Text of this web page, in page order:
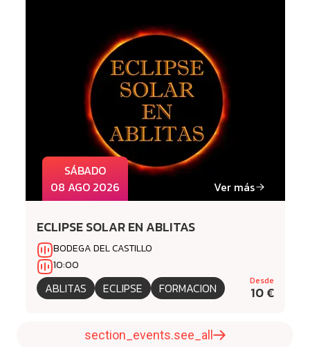
SÁBADO
08 AGO 2026
Ver más
ECLIPSE SOLAR EN ABLITAS
BODEGA DEL CASTILLO
10:00
ABLITAS ECLIPSE FORMACION Desde
10 €
section_events.see_all